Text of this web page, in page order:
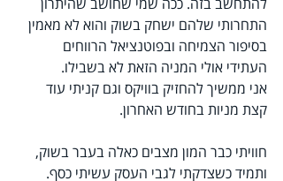
התחרותי שלהם ישחק בשוק והוא לא מאמין
בסיפור הצמיחה ובפוטנציאל הרווחים
העתידי אולי המניה הזאת לא בשבילו.
אני ממשיך להחזיק בוויקס וגם קניתי עוד
קצת מניות בחודש האחרון.
חוויתי כבר המון מצבים כאלה בעבר בשוק,
ותמיד כשצדקתי לגבי העסק עשיתי כסף.